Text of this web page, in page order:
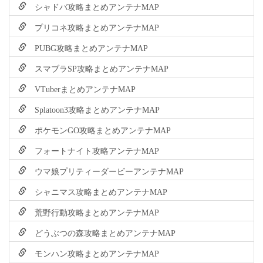
シャドバ攻略まとめアンテナMAP
プリコネ攻略まとめアンテナMAP
PUBG攻略まとめアンテナMAP
スマブラSP攻略まとめアンテナMAP
VTuberまとめアンテナMAP
Splatoon3攻略まとめアンテナMAP
ポケモンGO攻略まとめアンテナMAP
フォートナイト攻略アンテナMAP
ウマ娘プリティーダービーアンテナMAP
シャニマス攻略まとめアンテナMAP
荒野行動攻略まとめアンテナMAP
どうぶつの森攻略まとめアンテナMAP
モンハン攻略まとめアンテナMAP